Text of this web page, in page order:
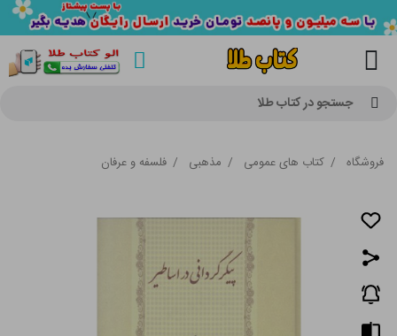
جستجو در کتاب طلا
فروشگاه / کتاب های عمومی / مذهبی / فلسفه و عرفان